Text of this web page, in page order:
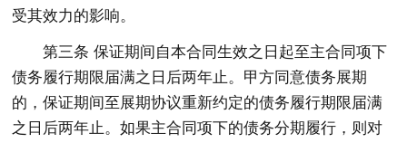
受其效力的影响。
第三条 保证期间自本合同生效之日起至主合同项下
债务履行期限届满之日后两年止。甲方同意债务展期
的，保证期间至展期协议重新约定的债务履行期限届满
之日后两年止。如果主合同项下的债务分期履行，则对